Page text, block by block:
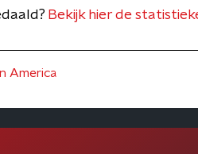
Bekijk hier de
America